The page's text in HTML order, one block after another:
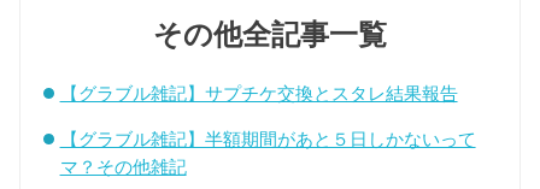
その他全記事一覧
【グラブル雑記】サプチケ交換とスタレ結果報告
【グラブル雑記】半額期間があと５日しかないって
マ？その他雑記